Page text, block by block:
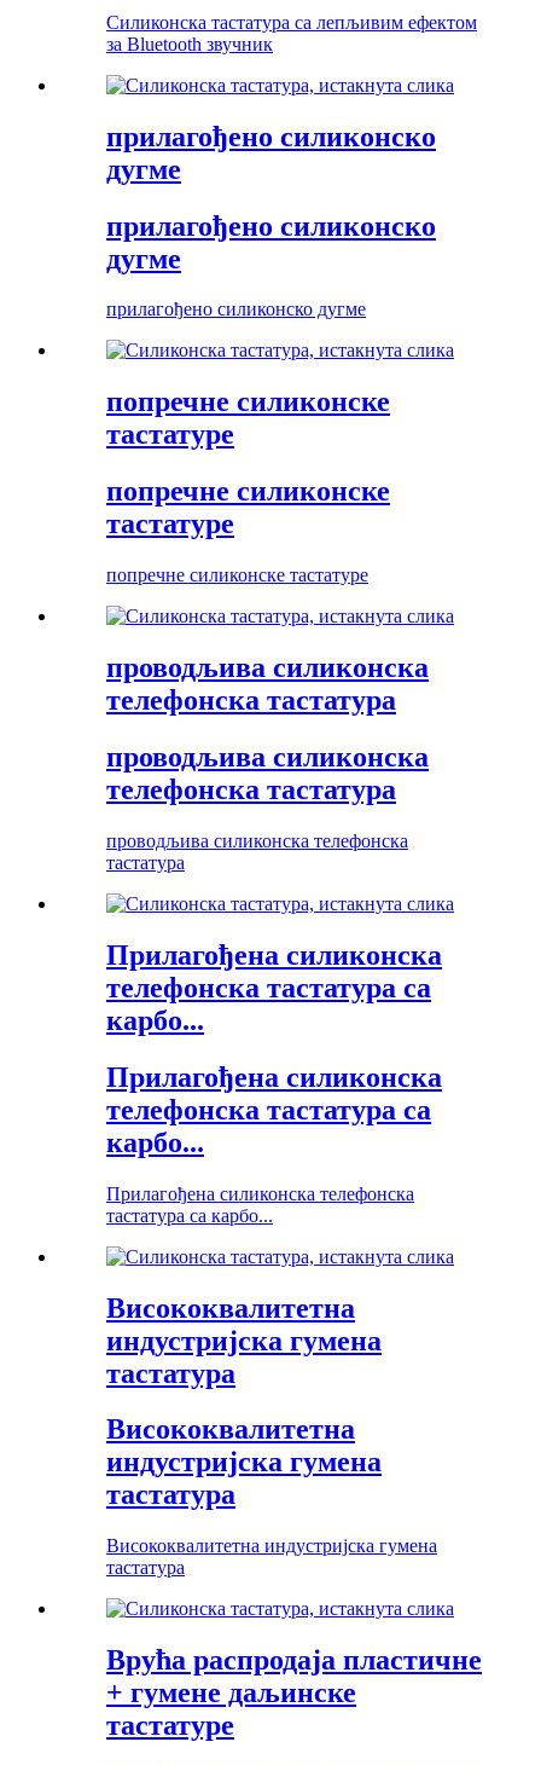
Силиконска тастатура са лепљивим ефектом
за Bluetooth звучник
прилагођено силиконско
дугме
прилагођено силиконско
дугме
прилагођено силиконско дугме
попречне силиконске
тастатуре
попречне силиконске
тастатуре
попречне силиконске тастатуре
проводљива силиконска
телефонска тастатура
проводљива силиконска
телефонска тастатура
проводљива силиконска телефонска
тастатура
Прилагођена силиконска
телефонска тастатура са
карбо...
Прилагођена силиконска
телефонска тастатура са
карбо...
Прилагођена силиконска телефонска
тастатура са карбо...
Висококвалитетна
индустријска гумена
тастатура
Висококвалитетна
индустријска гумена
тастатура
Висококвалитетна индустријска гумена
тастатура
Врућа распродаја пластичне
+ гумене даљинске
тастатуре